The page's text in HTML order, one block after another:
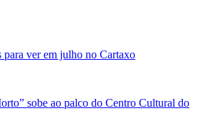
para ver em julho no Cartaxo
sobe ao palco do Centro Cultural do